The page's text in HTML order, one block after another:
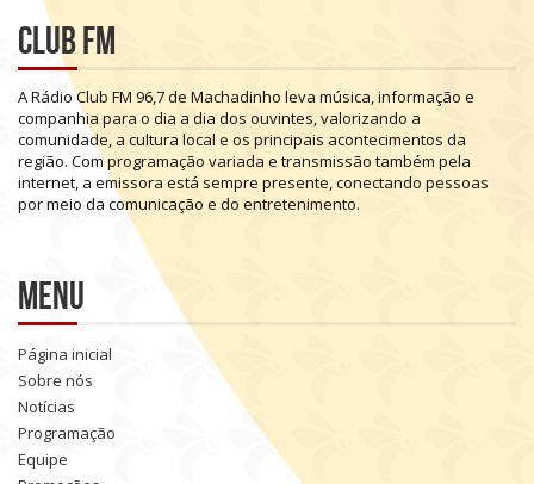
Club FM
ARádioClub FM 96,7de Machadinho leva música,informação e
companhia para o dia a dia dos ouvintes,valorizando a
comunidade, a cultura local e os principais acontecimentos da
região. Comprogramação variada e transmissão também pela
internet, a emissora está sempre presente,conectando pessoas
pormeio da comunicação e do entretenimento.
Menu
Página inicial
Sobre nós
Notícias
Programação
Equipe